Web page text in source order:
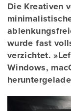
Die Kreativen
wurde fast
verzichtet.
Windows,